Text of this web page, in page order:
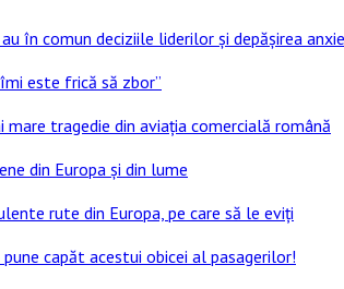
în comun deciziile liderilor și depășirea
este frică să zbor”
tragedie din aviația comercială română
din Europa și din lume
rute din Europa, pe care să le eviți
capăt acestui obicei al pasagerilor!